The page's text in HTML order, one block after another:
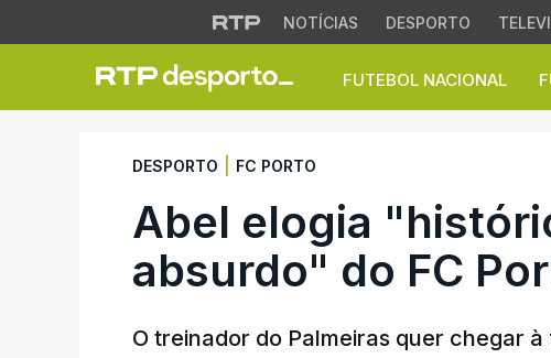
NOTÍCIAS DESPORTO
FUTEBOL NACIONAL
Abel elogia
DESPORTO FC PORTO
Abel elogia
absurdo" do FC
O treinador do Palmeiras quer chegar